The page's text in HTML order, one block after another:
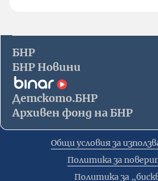
БНР
БНР Новини
Детското.БНР
Архивен фонд на БНР
Общи условия за
Политика за
Политика за